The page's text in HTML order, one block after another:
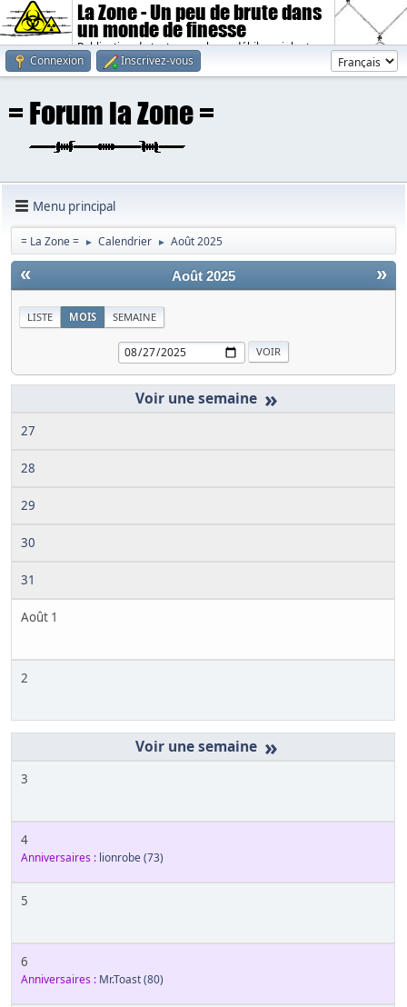
La Zone - Un peu de brute dans
un monde de finesse
Publication de textes sombres, débiles, violents.
Connexion
Inscrivez-vous
Menu principal
= La Zone = ► Calendrier ► Août 2025
« »
Août 2025
LISTE MOIS SEMAINE
»
27
28
29
30
31
Août 1
2
»
3
4
Anniversaires : lionrobe(73)
5
6
Anniversaires : Mr.Toast(80)